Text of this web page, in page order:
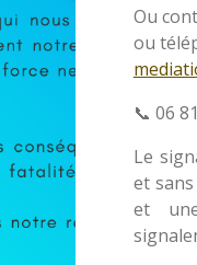
Ou
ou
📞 06
Le
et
et